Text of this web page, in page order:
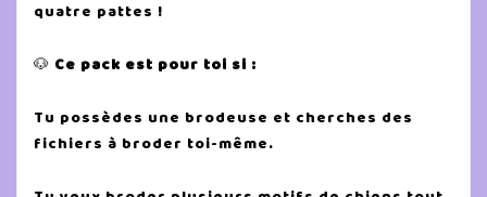
quatre pattes !
🐶 Ce pack est pour toi si :
Tu possèdes une brodeuse et cherches des
fichiers à broder toi-même.